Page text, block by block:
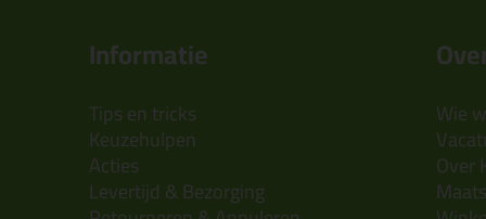
Informatie
Tips en tricks
Keuzehulpen
Acties
Levertijd & Bezorging
Wie
Over